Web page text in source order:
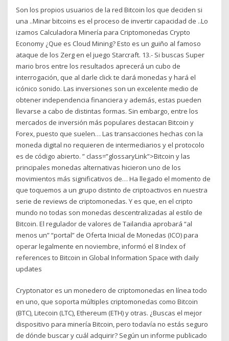
Son los propios usuarios de la red Bitcoin los que deciden si
una ..Minar bitcoins es el proceso de invertir capacidad de ..Lo
izamos Calculadora Minería para Criptomonedas Crypto
Economy ¿Que es Cloud Mining? Esto es un guiño al famoso
ataque de los Zerg en el juego Starcraft. 13.- Si buscas Super
mario bros entre los resultados aprecerá un cubo de
interrogación, que al darle click te dará monedas y hará el
icónico sonido. Las inversiones son un excelente medio de
obtener independencia financiera y además, estas pueden
llevarse a cabo de distintas formas. Sin embargo, entre los
mercados de inversión más populares destacan Bitcoin y
Forex, puesto que suelen… Las transacciones hechas con la
moneda digital no requieren de intermediarios y el protocolo
es de código abierto. ” class=”glossaryLink”>Bitcoin y las
principales monedas alternativas hicieron uno de los
movimientos más significativos de… Ha llegado el momento de
que toquemos a un grupo distinto de criptoactivos en nuestra
serie de reviews de criptomonedas. Y es que, en el cripto
mundo no todas son monedas descentralizadas al estilo de
Bitcoin. El regulador de valores de Tailandia aprobará “al
menos un” “portal” de Oferta Inicial de Monedas (ICO) para
operar legalmente en noviembre, informó el 8 Index of
references to Bitcoin in Global Information Space with daily
updates
Cryptonator es un monedero de criptomonedas en línea todo
en uno, que soporta múltiples criptomonedas como Bitcoin
(BTC), Litecoin (LTC), Ethereum (ETH) y otras. ¿Buscas el mejor
dispositivo para minería Bitcoin, pero todavía no estás seguro
de dónde buscar y cuál adquirir? Según un informe publicado